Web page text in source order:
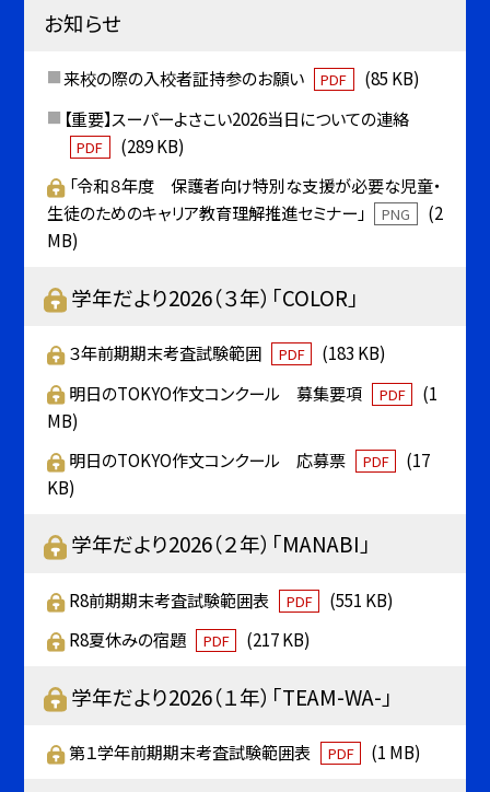
お知らせ
来校の際の入校者証持参のお願い PDF
(85 KB)
【重要】スーパーよさこい2026当日についての連絡
PDF
(289 KB)
「令和８年度 保護者向け特別な支援が必要な児童・
生徒のためのキャリア教育理解推進セミナー」
PNG
(2
MB)
学年だより2026（３年）「COLOR」
３年前期期末考査試験範囲 PDF
(183 KB)
明日のTOKYO作文コンクール 募集要項
PDF
(1
MB)
明日のTOKYO作文コンクール 応募票
PDF
(17
KB)
学年だより2026（２年）「MANABI」
R8前期期末考査試験範囲表 PDF
(551 KB)
R8夏休みの宿題
PDF (217 KB)
学年だより2026（１年）「TEAM-WA-」
第１学年前期期末考査試験範囲表 PDF (1 MB)